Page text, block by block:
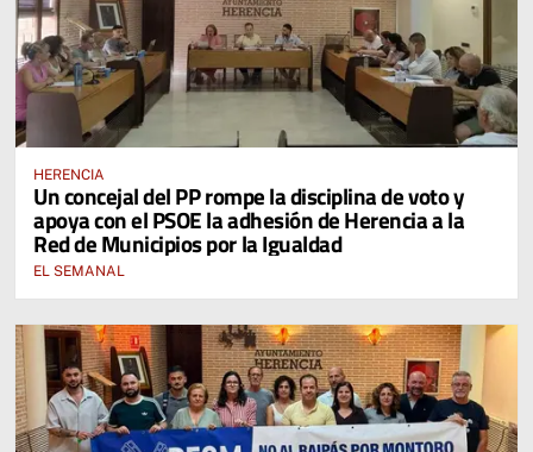
HERENCIA
Un concejal del PP rompe la disciplina de voto y
apoya con el PSOE la adhesión de Herencia a la
Red de Municipios por la Igualdad
EL SEMANAL